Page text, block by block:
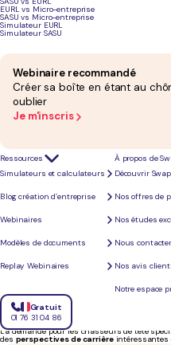
EURL vs Micro-entreprise
SASU vs Micro-entreprise
Simulateur EURL
Simulateur SASU
Webinaire recommandé
Créer sa boîte en étant au
oublier
Je m'inscris
Ressources
Simulateurs et calculateurs
Blog création d’entreprise
Webinaires
Modèles de documents
Replay Webinaires
À propos de
Découvrir
Nos offres de
Nos études
Nous contacter
Nos avis
Notre espace
Gratuit
01 76 31 04 86
Pourquoi devenir chasseur de tête ? Les
Le métier dechasseur de tête
de tête sont devenus des acteurs
talents, ils jouent un rôle déterminant dans le
La demande pour les chasseurs de tête
des perspectives de carrièreintéressantes